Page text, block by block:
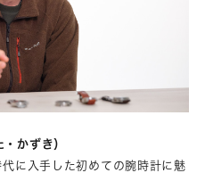
かずき）
に入手した初めての腕時計に魅